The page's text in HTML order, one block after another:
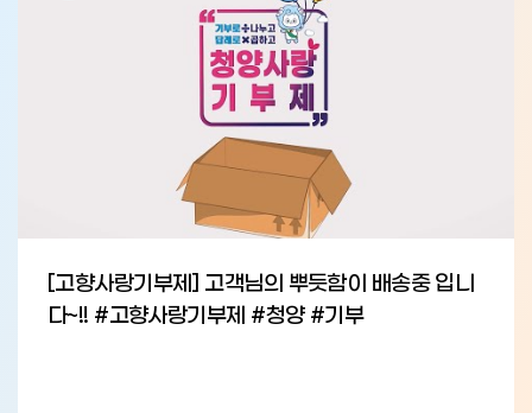
[고향사랑기부제] 고객님의 뿌듯함이 배송중 입니
다~!! #고향사랑기부제 #청양 #기부